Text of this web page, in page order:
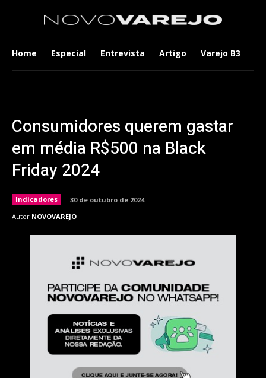
Home Especial Entrevista Artigo Varejo B3
Consumidores querem gastar
em média R$500 na Black
Friday 2024
Indicadores
30 de outubro de 2024
Autor NOVOVAREJO